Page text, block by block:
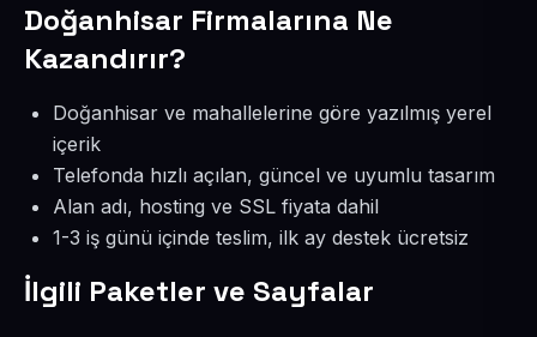
Doğanhisar Firmalarına Ne
Kazandırır?
Doğanhisar ve mahallelerine göre yazılmış yerel
içerik
Telefonda hızlı açılan, güncel ve uyumlu tasarım
Alan adı, hosting ve SSL fiyata dahil
1-3 iş günü içinde teslim, ilk ay destek ücretsiz
İlgili Paketler ve Sayfalar